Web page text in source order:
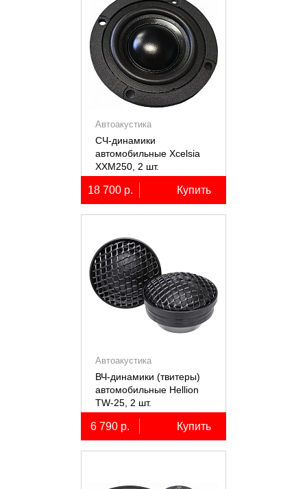
Автоакустика
СЧ-динамики
автомобильные Xcelsia
XXM250, 2 шт.
18 700 р. Купить
Автоакустика
ВЧ-динамики (твитеры)
автомобильные Hellion
TW-25, 2 шт.
6 790 р. Купить